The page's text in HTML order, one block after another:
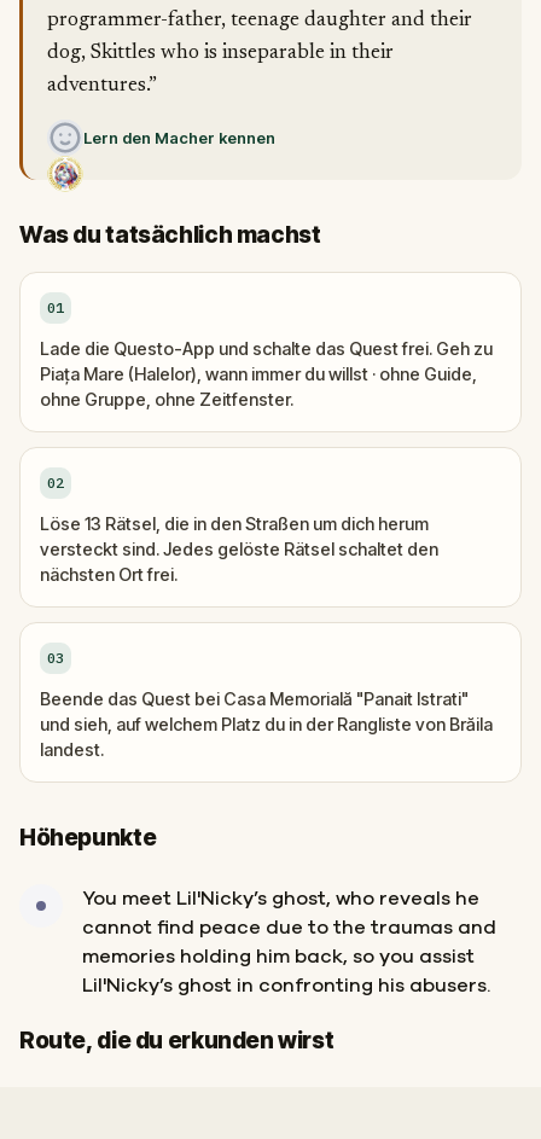
programmer-father, teenage daughter and their
dog, Skittles who is inseparable in their
adventures.”
Lern den Macher kennen
Was du tatsächlich machst
01
Lade die Questo-App und schalte das Quest frei. Geh zu
Piața Mare (Halelor), wann immer du willst · ohne Guide,
ohne Gruppe, ohne Zeitfenster.
02
Löse 13 Rätsel, die in den Straßen um dich herum
versteckt sind. Jedes gelöste Rätsel schaltet den
nächsten Ort frei.
03
Beende das Quest bei Casa Memorială "Panait Istrati"
und sieh, auf welchem Platz du in der Rangliste von Brăila
landest.
Höhepunkte
You meet Lil'Nicky’s ghost, who reveals he
cannot find peace due to the traumas and
memories holding him back, so you assist
Lil'Nicky’s ghost in confronting his abusers.
Route, die du erkunden wirst
Start
Ziel